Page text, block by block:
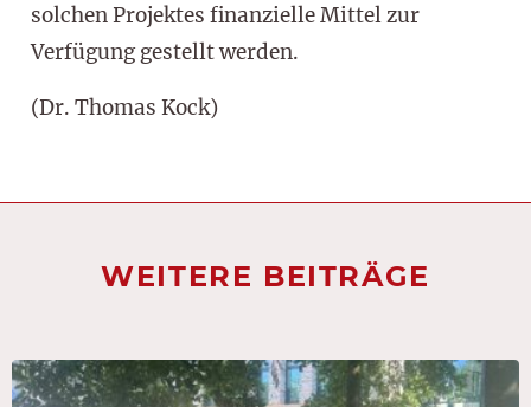
solchen Projektes finanzielle Mittel zur
Verfügung gestellt werden.
(Dr. Thomas Kock)
WEITERE BEITRÄGE